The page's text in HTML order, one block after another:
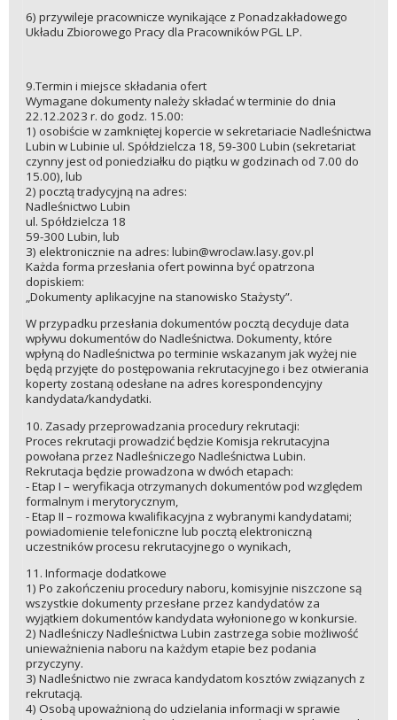
6) przywileje pracownicze wynikające z Ponadzakładowego
Układu Zbiorowego Pracy dla Pracowników PGL LP.
9.Termin i miejsce składania ofert
Wymagane dokumenty należy składać w terminie do dnia
22.12.2023 r. do godz. 15.00:
1) osobiście w zamkniętej kopercie w sekretariacie Nadleśnictwa
Lubin w Lubinie ul. Spółdzielcza 18, 59-300 Lubin (sekretariat
czynny jest od poniedziałku do piątku w godzinach od 7.00 do
15.00), lub
2) pocztą tradycyjną na adres:
Nadleśnictwo Lubin
ul. Spółdzielcza 18
59-300 Lubin, lub
3) elektronicznie na adres: lubin@wroclaw.lasy.gov.pl
Każda forma przesłania ofert powinna być opatrzona
dopiskiem:
„Dokumenty aplikacyjne na stanowisko Stażysty”.
W przypadku przesłania dokumentów pocztą decyduje data
wpływu dokumentów do Nadleśnictwa. Dokumenty, które
wpłyną do Nadleśnictwa po terminie wskazanym jak wyżej nie
będą przyjęte do postępowania rekrutacyjnego i bez otwierania
koperty zostaną odesłane na adres korespondencyjny
kandydata/kandydatki.
10. Zasady przeprowadzania procedury rekrutacji:
Proces rekrutacji prowadzić będzie Komisja rekrutacyjna
powołana przez Nadleśniczego Nadleśnictwa Lubin.
Rekrutacja będzie prowadzona w dwóch etapach:
- Etap I – weryfikacja otrzymanych dokumentów pod względem
formalnym i merytorycznym,
- Etap II – rozmowa kwalifikacyjna z wybranymi kandydatami;
powiadomienie telefoniczne lub pocztą elektroniczną
uczestników procesu rekrutacyjnego o wynikach,
11. Informacje dodatkowe
1) Po zakończeniu procedury naboru, komisyjnie niszczone są
wszystkie dokumenty przesłane przez kandydatów za
wyjątkiem dokumentów kandydata wyłonionego w konkursie.
2) Nadleśniczy Nadleśnictwa Lubin zastrzega sobie możliwość
unieważnienia naboru na każdym etapie bez podania
przyczyny.
3) Nadleśnictwo nie zwraca kandydatom kosztów związanych z
rekrutacją.
4) Osobą upoważnioną do udzielania informacji w sprawie